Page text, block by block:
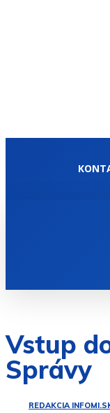
Vstup
Správy
REDAKCIA